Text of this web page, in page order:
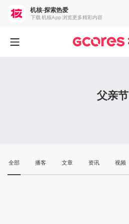
父亲节
全部 播客 文章 资讯 视频
机核-探索热爱
下载 机核App 浏览更多精彩内容